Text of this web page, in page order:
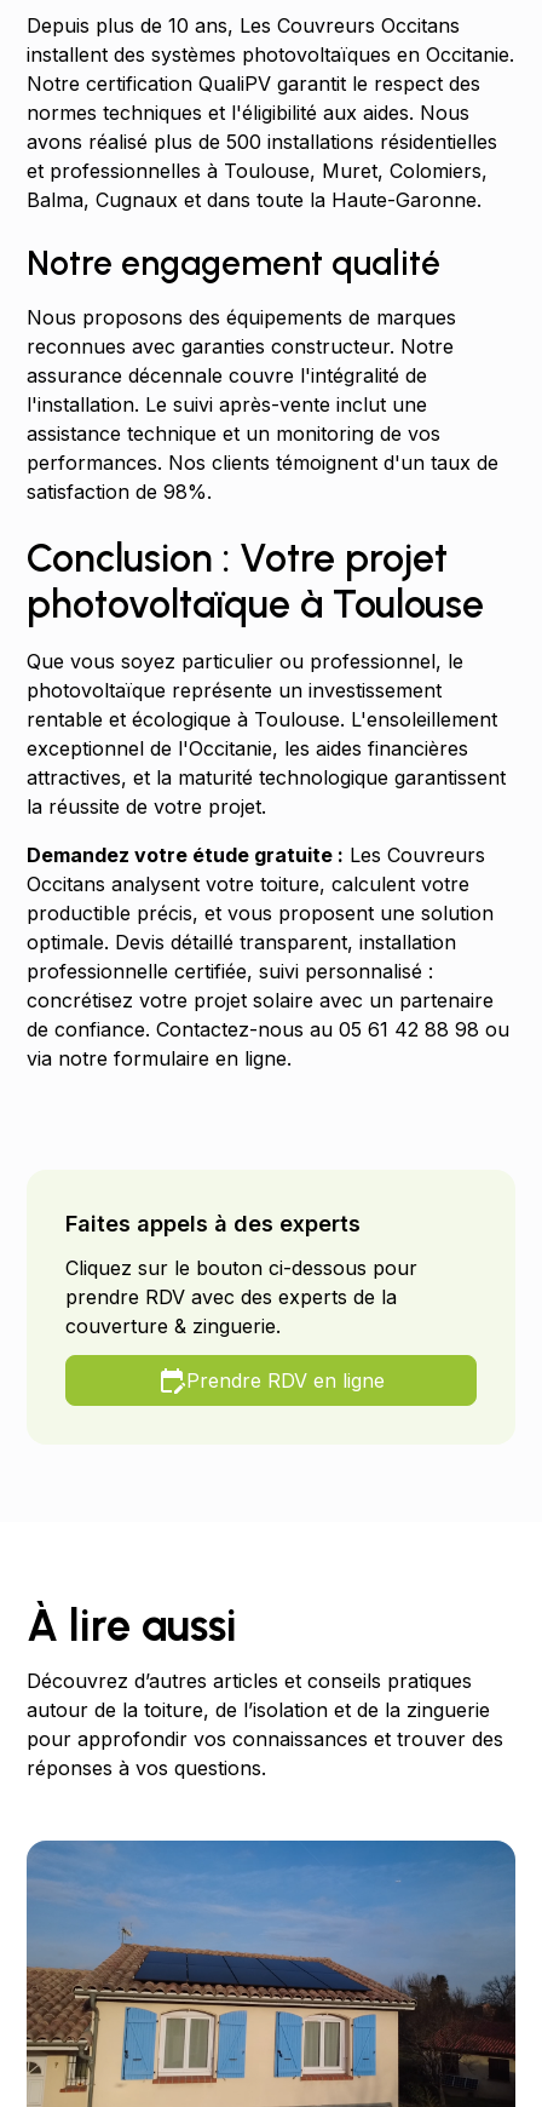
Depuis plus de 10 ans, Les Couvreurs Occitans
installent des systèmes photovoltaïques en Occitanie.
Notre certification QualiPV garantit le respect des
normes techniques et l'éligibilité aux aides. Nous
avons réalisé plus de 500 installations résidentielles
et professionnelles à Toulouse, Muret, Colomiers,
Balma, Cugnaux et dans toute la Haute-Garonne.
Notre engagement qualité
Nous proposons des équipements de marques
reconnues avec garanties constructeur. Notre
assurance décennale couvre l'intégralité de
l'installation. Le suivi après-vente inclut une
assistance technique et un monitoring de vos
performances. Nos clients témoignent d'un taux de
satisfaction de 98%.
Conclusion : Votre projet
photovoltaïque à Toulouse
Que vous soyez particulier ou professionnel, le
photovoltaïque représente un investissement
rentable et écologique à Toulouse. L'ensoleillement
exceptionnel de l'Occitanie, les aides financières
attractives, et la maturité technologique garantissent
la réussite de votre projet.
Demandez votre étude gratuite : Les Couvreurs
Occitans analysent votre toiture, calculent votre
productible précis, et vous proposent une solution
optimale. Devis détaillé transparent, installation
professionnelle certifiée, suivi personnalisé :
concrétisez votre projet solaire avec un partenaire
de confiance. Contactez-nous au 05 61 42 88 98 ou
via notre formulaire en ligne.
Faites appels à des experts
Cliquez sur le bouton ci-dessous pour
prendre RDV avec des experts de la
couverture & zinguerie.
Prendre RDV en ligne
À lire aussi
Découvrez d’autres articles et conseils pratiques
autour de la toiture, de l’isolation et de la zinguerie
pour approfondir vos connaissances et trouver des
réponses à vos questions.